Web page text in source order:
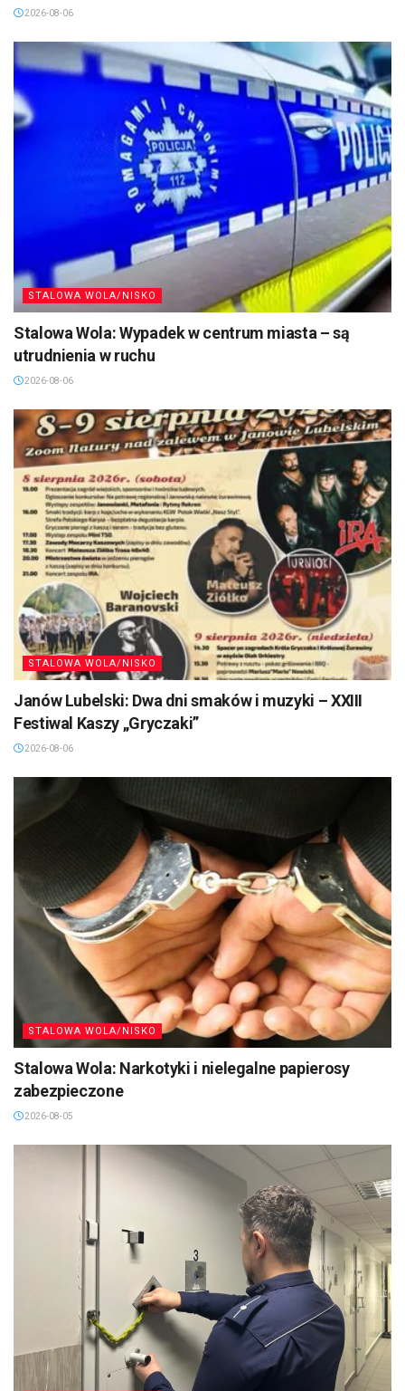
2026-08-06
STALOWA WOLA/NISKO
Stalowa Wola: Wypadek w centrum miasta – są
utrudnienia w ruchu
2026-08-06
STALOWA WOLA/NISKO
Janów Lubelski: Dwa dni smaków i muzyki – XXIII
Festiwal Kaszy „Gryczaki”
2026-08-06
STALOWA WOLA/NISKO
Stalowa Wola: Narkotyki i nielegalne papierosy
zabezpieczone
2026-08-05